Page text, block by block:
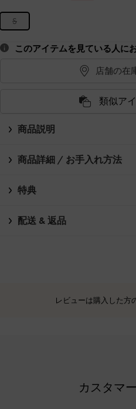
S
このアイテムを見ている人に
店舗の在
類似ア
商品説明
商品詳細 / お手入れ方法
特典
配送 & 返品
レビューは購入した方
カスタマ